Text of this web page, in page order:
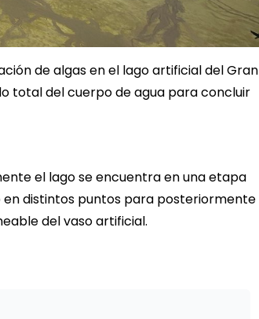
de algas en el lago artificial del Gran
total del cuerpo de agua para concluir
el lago se encuentra en una etapa
distintos puntos para posteriormente
del vaso artificial.